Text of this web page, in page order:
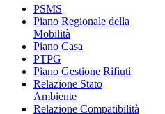
PSMS
Piano Regionale della
Mobilità
Piano Casa
PTPG
Piano Gestione Rifiuti
Relazione Stato
Ambiente
Relazione Compatibilità